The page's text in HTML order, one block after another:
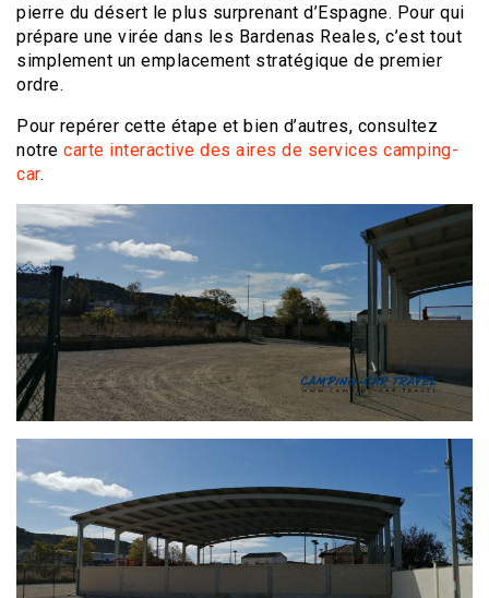
pierre du désert le plus surprenant d’Espagne. Pour qui
prépare une virée dans les Bardenas Reales, c’est tout
simplement un emplacement stratégique de premier
ordre.
Pour repérer cette étape et bien d’autres, consultez
notre carte interactive des aires de services camping-
car.